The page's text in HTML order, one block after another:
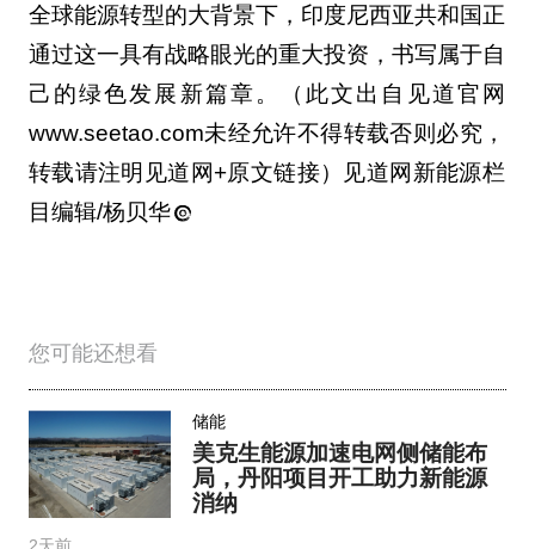
目编辑/杨贝华
2天前
储能
舍夫沙万群山间的巨型充电
宝：摩洛哥抽蓄项目获2.65亿
美元融资
3天前